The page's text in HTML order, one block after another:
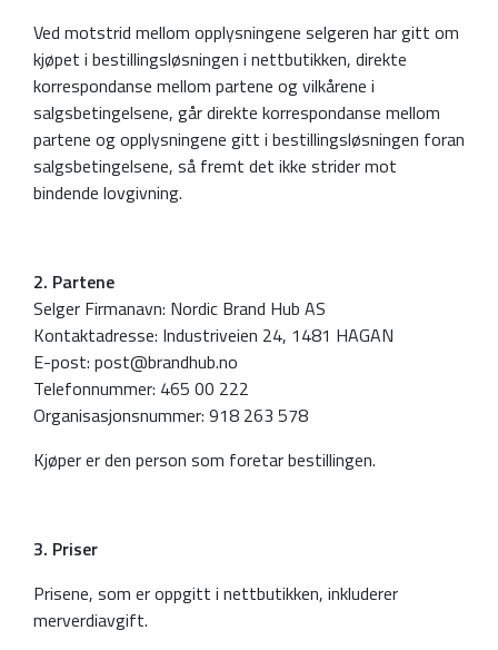
Ved motstrid mellom opplysningene selgeren har gitt om
kjøpet i bestillingsløsningen i nettbutikken, direkte
korrespondanse mellom partene og vilkårene i
salgsbetingelsene, går direkte korrespondanse mellom
partene og opplysningene gitt i bestillingsløsningen foran
salgsbetingelsene, så fremt det ikke strider mot
bindende lovgivning.
2. Partene
Selger Firmanavn: Nordic Brand Hub AS
Kontaktadresse: Industriveien 24, 1481 HAGAN
E-post: post@brandhub.no
Telefonnummer: 465 00 222
Organisasjonsnummer: 918 263 578
Kjøper er den person som foretar bestillingen.
3. Priser
Prisene, som er oppgitt i nettbutikken, inkluderer
merverdiavgift.